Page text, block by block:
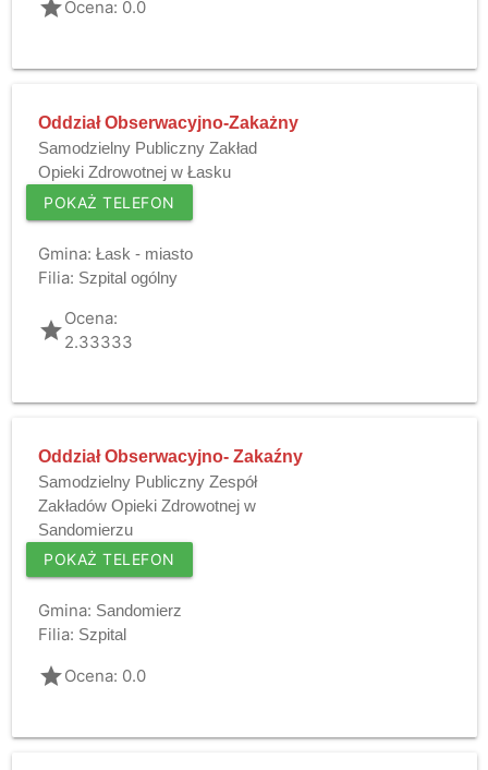
gradeOcena: 0.0
Oddział Obserwacyjno-Zakażny
Samodzielny Publiczny Zakład
Opieki Zdrowotnej w Łasku
POKAŻ TELEFON
Gmina: Łask - miasto
Filia: Szpital ogólny
gradeOcena:
2.33333
Oddział Obserwacyjno- Zakaźny
Samodzielny Publiczny Zespół
Zakładów Opieki Zdrowotnej w
Sandomierzu
POKAŻ TELEFON
Gmina: Sandomierz
Filia: Szpital
gradeOcena: 0.0